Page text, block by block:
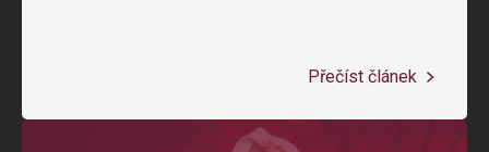
Přečíst článek